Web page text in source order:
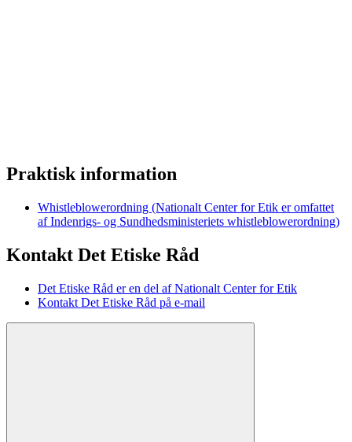
Praktisk information
Whistleblowerordning (Nationalt Center for Etik er omfattet
af Indenrigs- og Sundhedsministeriets whistleblowerordning)
Kontakt Det Etiske Råd
Det Etiske Råd er en del af Nationalt Center for Etik
Kontakt Det Etiske Råd på e-mail